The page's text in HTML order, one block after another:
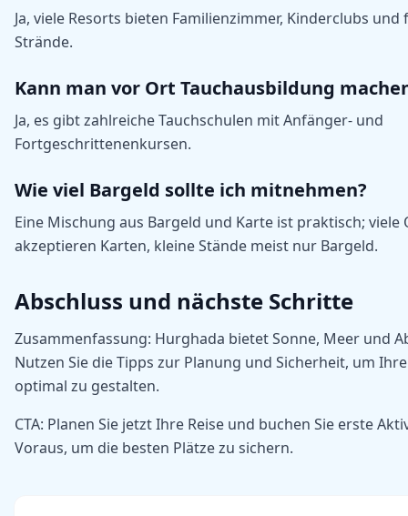
Ja, viele Resorts bieten Familienzimmer, Kinderclubs und
Strände.
Kann man vor Ort Tauchausbildung
Ja, es gibt zahlreiche Tauchschulen mit Anfänger- und
Fortgeschrittenenkursen.
Wie viel Bargeld sollte ich mitnehmen?
Eine Mischung aus Bargeld und Karte ist praktisch; viele
akzeptieren Karten, kleine Stände meist nur Bargeld.
Abschluss und nächste Schritte
Zusammenfassung: Hurghada bietet Sonne, Meer und
Nutzen Sie die Tipps zur Planung und Sicherheit, um
optimal zu gestalten.
CTA: Planen Sie jetzt Ihre Reise und buchen Sie erste
Voraus, um die besten Plätze zu sichern.